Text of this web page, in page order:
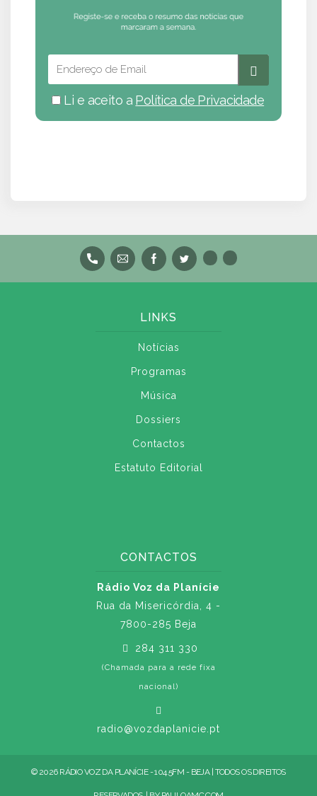
Li e aceito a Política de Privacidade
LINKS
Notícias
Programas
Música
Dossiers
Contactos
Estatuto Editorial
CONTACTOS
Rádio Voz da Planície
Rua da Misericórdia, 4 -
7800-285 Beja
284 311 330
(Chamada para a rede fixa
nacional)
radio@vozdaplanicie.pt
© 2026 RÁDIO VOZ DA PLANÍCIE - 104.5FM - BEJA | TODOS OS DIREITOS